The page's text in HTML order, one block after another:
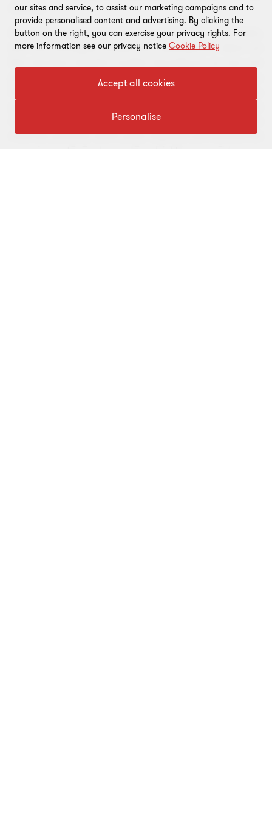
metodi.
Pārdošanai pieejamie finanšu aktīvi ir finanšu aktīvi,
kas nav izsniegtie aizdevumi, iekasējamie rēķini un
pārdot, lai paaugstinātu likviditāti vai procentu
likmju, kursu un kapitāla vērtības pārmaiņu
gadījumos. Pārdošanai pieejamos finanšu aktīvus
novērtē to patiesajā vērtībā, un vērtības izmaiņas to
rašanās periodā atzīst pašu kapitālā pārvērtēšanas
our sites and service, to assist our marketing campaigns and to
provide personalised content and advertising. By clicking the
button on the right, you can exercise your privacy rights. For
more information see our privacy notice Cookie Policy
Accept all cookies
Personalise